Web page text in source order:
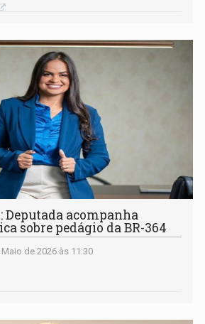
Deputada acompanha
sobre pedágio da BR-364
Maio de 2026 às 11:30